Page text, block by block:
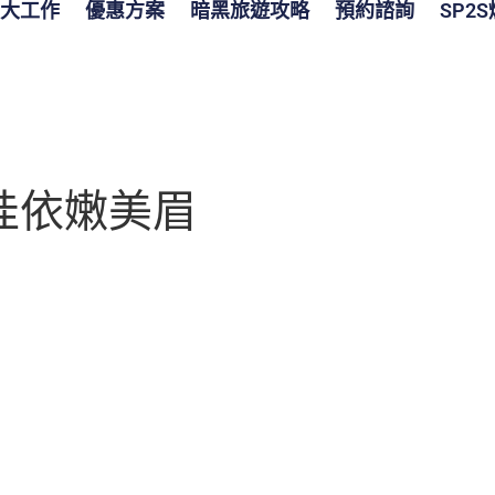
工作 優惠方案 暗黑旅遊攻略 預約諮詢 SP2S
嫩美眉